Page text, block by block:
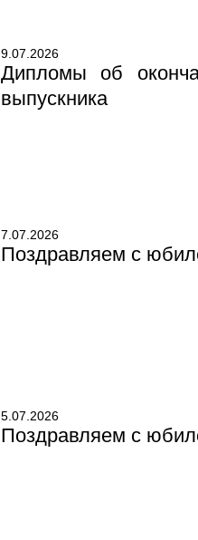
9.07.2026
Дипломы об
выпускника
7.07.2026
Поздравляем с
5.07.2026
Поздравляем с